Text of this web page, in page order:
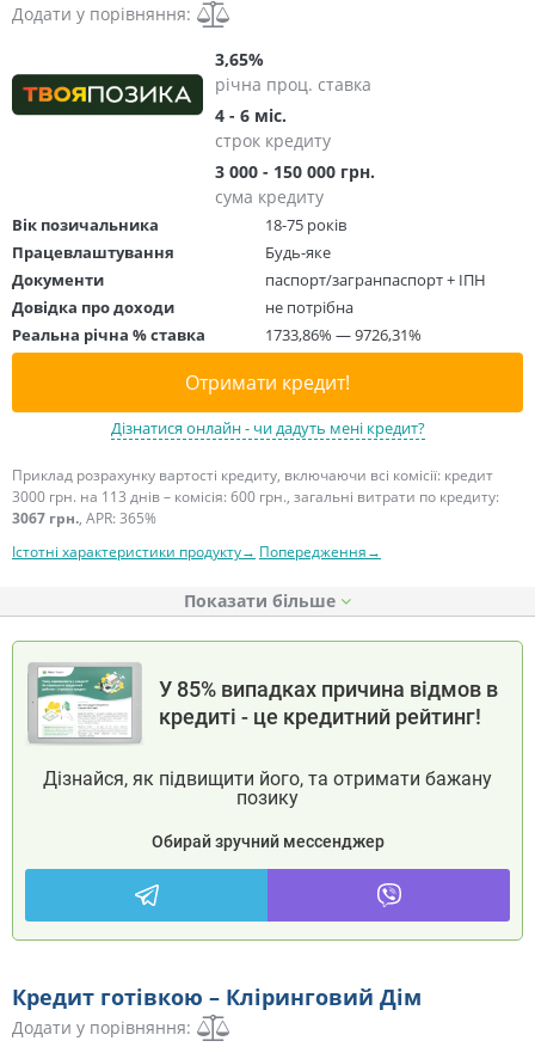
Додати у порівняння:
3,65%
річна проц. ставка
4 - 6 міс.
строк кредиту
3 000 - 150 000 грн.
сума кредиту
Вік позичальника
18-75 років
Працевлаштування
Будь-яке
Документи
паспорт/загранпаспорт + ІПН
Довідка про доходи
не потрібна
Реальна річна % ставка
1733,86% — 9726,31%
Отримати кредит!
Дізнатися онлайн - чи дадуть мені кредит?
Приклад розрахунку вартості кредиту, включаючи всі комісії: кредит
3000 грн. на 113 днів – комісія: 600 грн., загальні витрати по кредиту:
3067 грн., APR: 365%
Істотні характеристики продукту→ Попередження→
Показати
У 85% випадках причина відмов в
кредиті - це кредитний рейтинг!
Дізнайся, як підвищити його, та отримати бажану
позику
Обирай зручний мессенджер
Кредит готівкою – Кліринговий Дім
Додати у порівняння: